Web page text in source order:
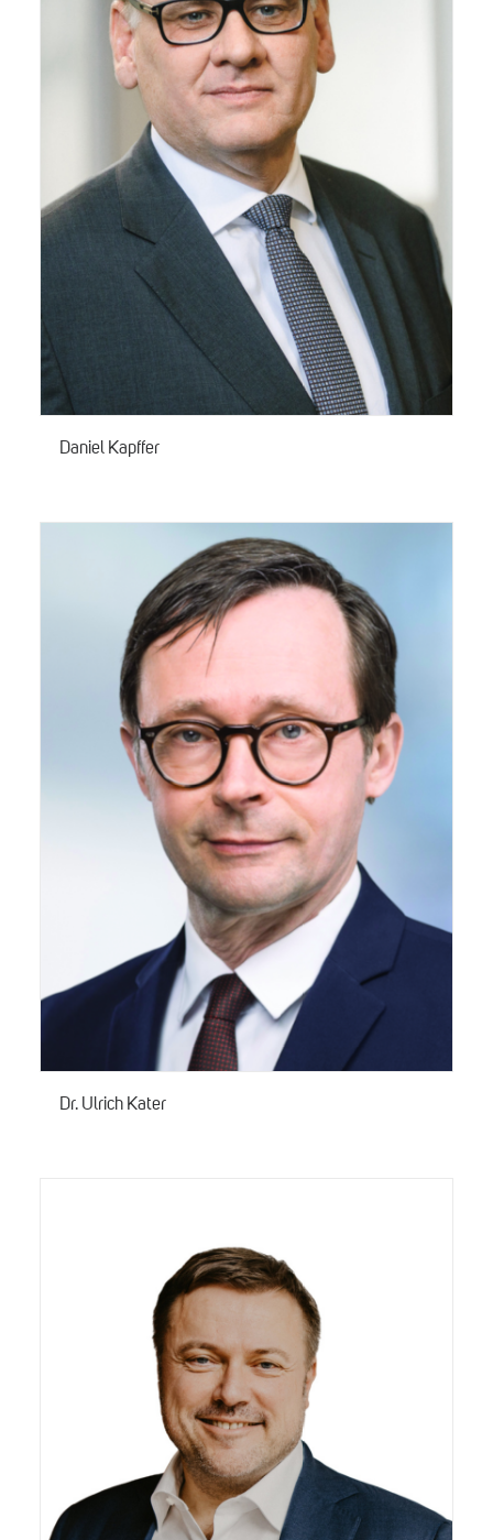
Daniel Kapffer
Dr. Ulrich Kater